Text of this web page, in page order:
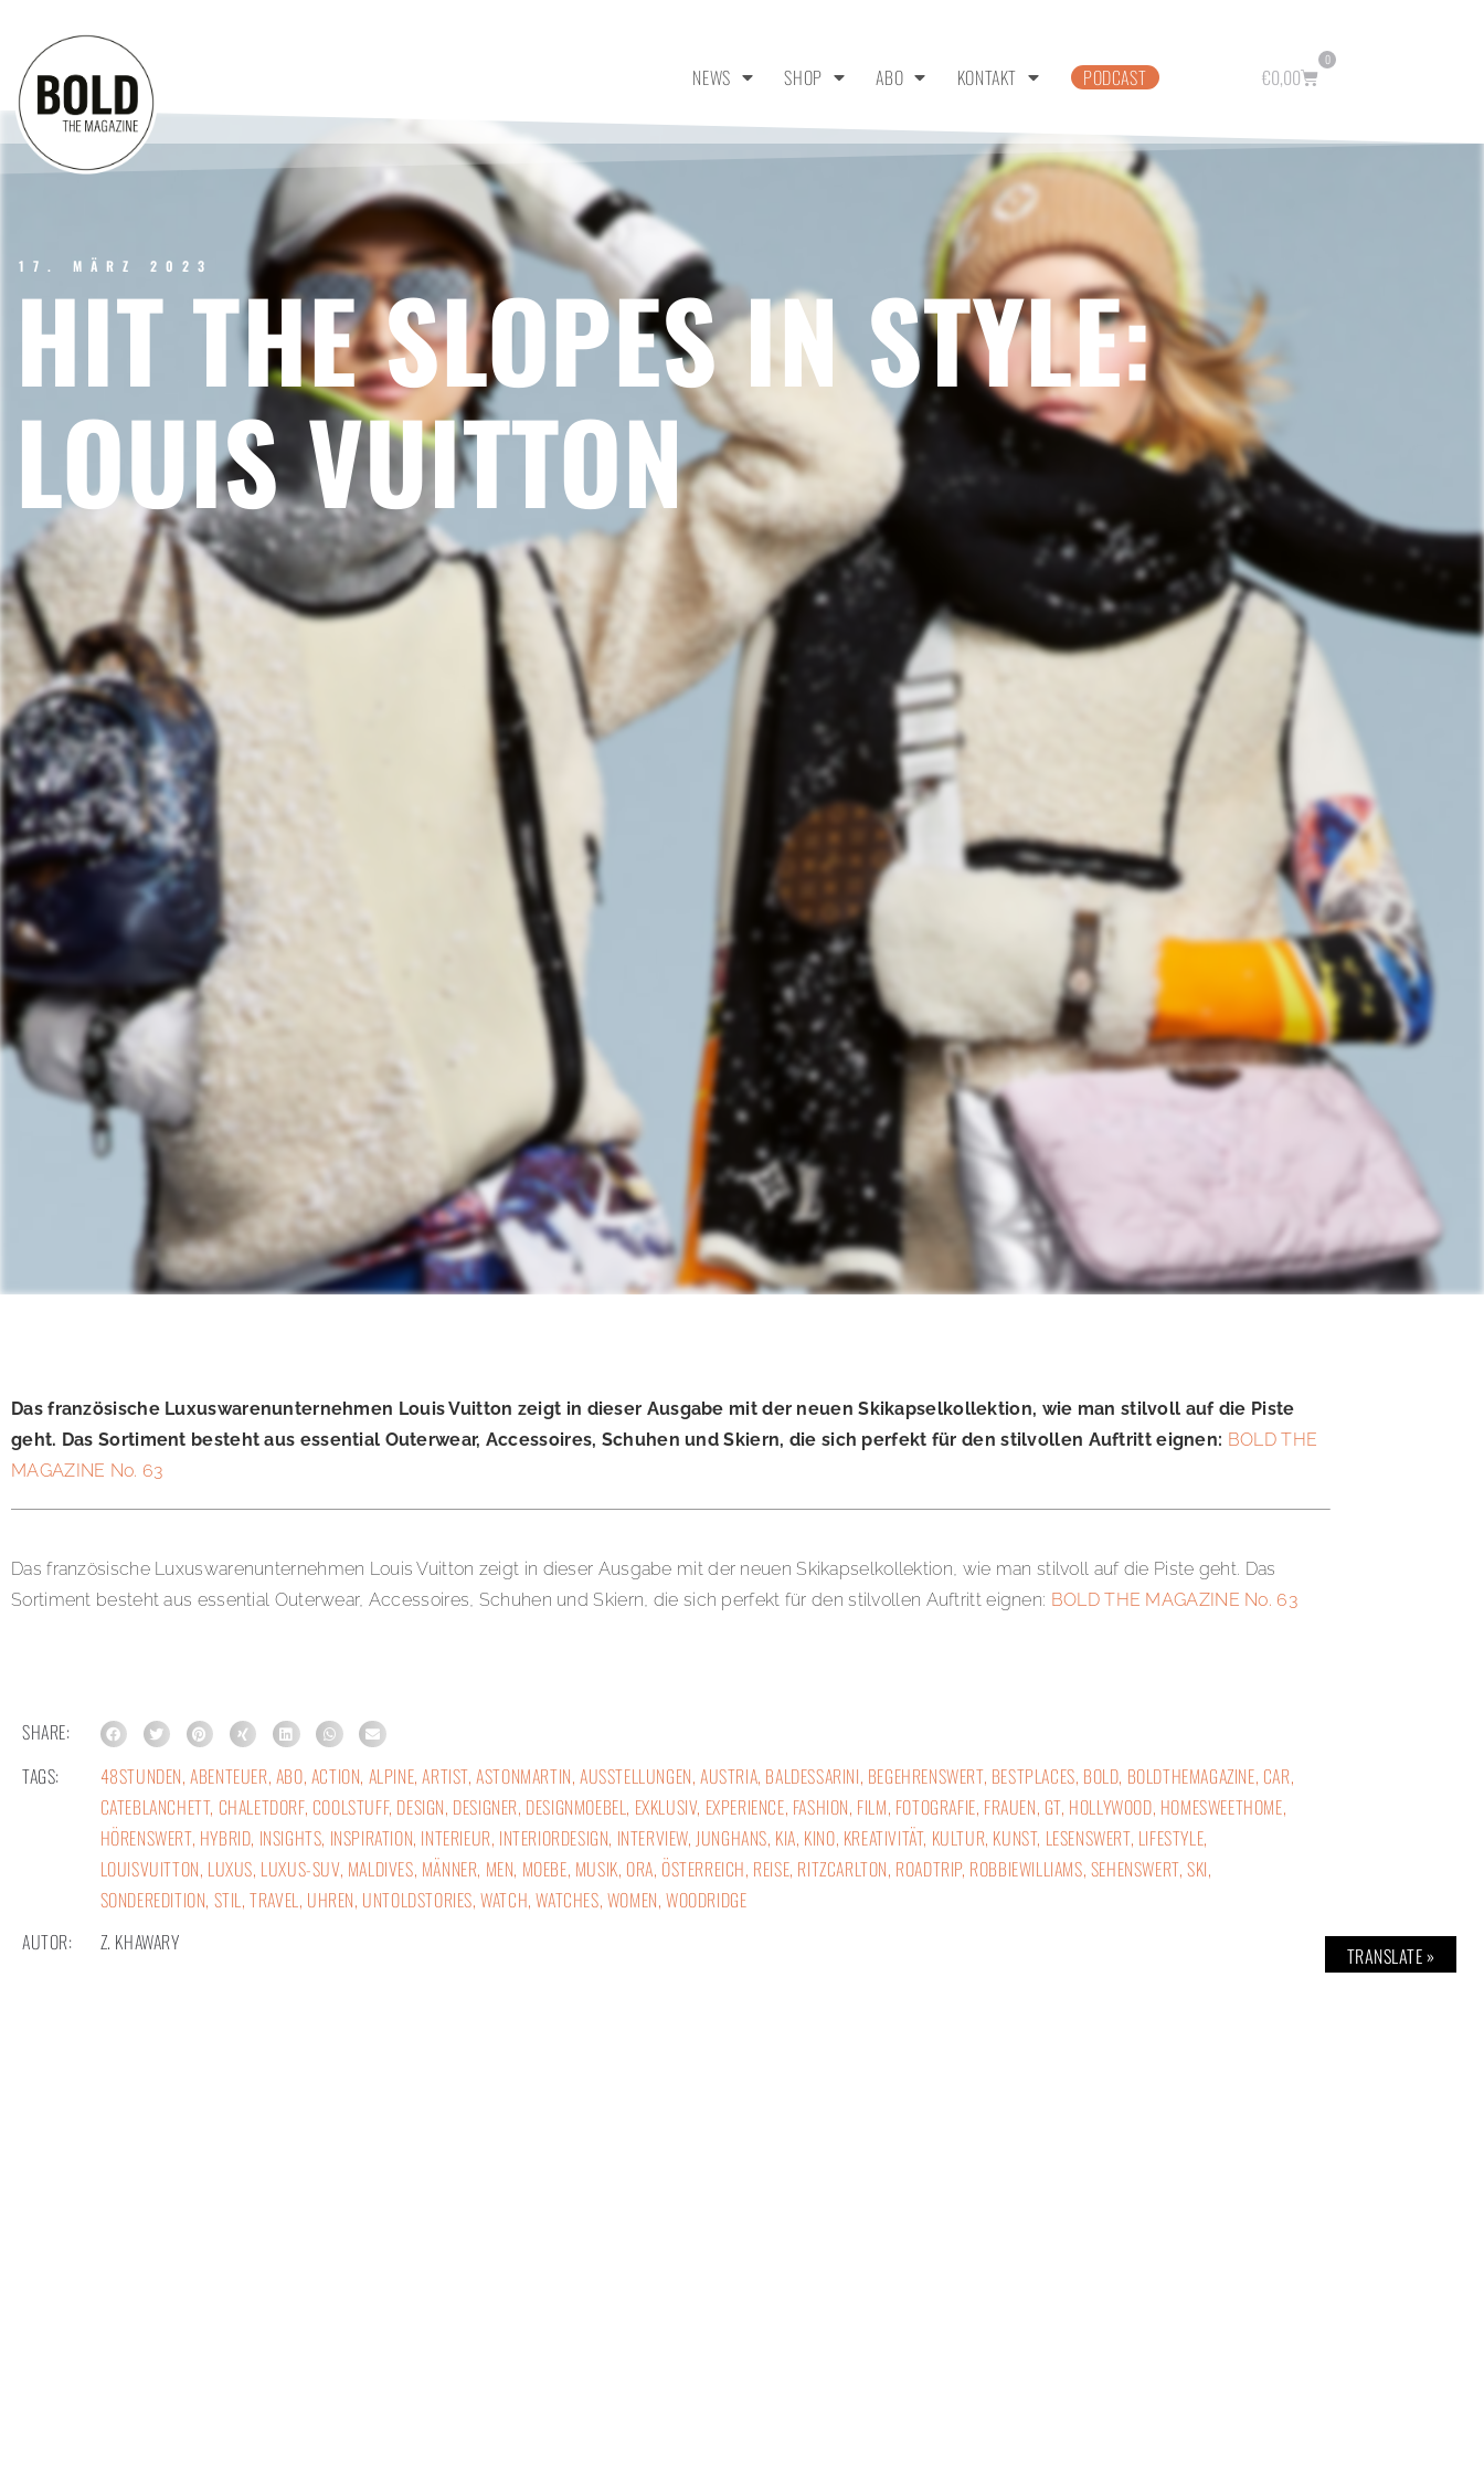
NEWS SHOP ABO KONTAKT PODCAST €0,00
0
17. MÄRZ 2023
HIT THE SLOPES IN STYLE:
LOUIS VUITTON
Das französische Luxuswarenunternehmen Louis Vuitton zeigt in dieser Ausgabe mit der neuen Skikapselkollektion, wie man stilvoll auf die Piste
geht. Das Sortiment besteht aus essential Outerwear, Accessoires, Schuhen und Skiern, die sich perfekt für den stilvollen Auftritt eignen: BOLD THE
MAGAZINE No. 63
Das französische Luxuswarenunternehmen Louis Vuitton zeigt in dieser Ausgabe mit der neuen Skikapselkollektion, wie man stilvoll auf die Piste geht. Das
Sortiment besteht aus essential Outerwear, Accessoires, Schuhen und Skiern, die sich perfekt für den stilvollen Auftritt eignen: BOLD THE MAGAZINE No. 63
SHARE:
TAGS:
48STUNDEN,ABENTEUER, ABO, ACTION, ALPINE,ARTIST,ASTONMARTIN, AUSSTELLUNGEN, AUSTRIA, BALDESSARINI, BEGEHRENSWERT, BESTPLACES, BOLD, BOLDTHEMAGAZINE, CAR,
CATEBLANCHETT, CHALETDORF, COOLSTUFF, DESIGN, DESIGNER, DESIGNMOEBEL , EXKLUSIV, EXPERIENCE, FASHION, FILM, FOTOGRAFIE, FRAUEN, GT, HOLLYWOOD, HOMESWEETHOME,
HÖRENSWERT, HYBRID, INSIGHTS, INSPIRATION, INTERIEUR, INTERIORDESIGN, INTERVIEW, JUNGHANS, KIA, KINO, KREATIVITÄT, KULTUR, KUNST, LESENSWERT, LIFESTYLE,
LOUISVUITTON, LUXUS, LUXUS-SUV, MALDIVES, MÄNNER, MEN, MOEBE, MUSIK, ORA, ÖSTERREICH, REISE, RITZCARLTON, ROADTRIP, ROBBIEWILLIAMS, SEHENSWERT,SKI,
SONDEREDITION, STIL ,TRAVEL , UHREN, UNTOLDSTORIES,WATCH,WATCHES, WOMEN, WOODRIDGE
AUTOR:
Z. KHAWARY
TRANSLATE »